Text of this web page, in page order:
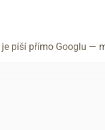
píší přímo Googlu —